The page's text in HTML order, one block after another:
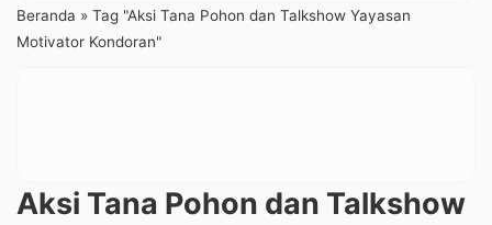
Beranda » Tag "Aksi Tana Pohon dan Talkshow Yayasan
Motivator Kondoran"
Aksi Tana Pohon dan Talkshow